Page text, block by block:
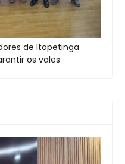
de Itapetinga
os vales